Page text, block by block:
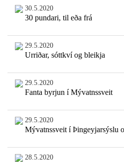
30.5.2020
30 pundari, til eða frá
29.5.2020
Urriðar, sóttkví og bleikja
29.5.2020
Fanta byrjun í Mývatnssveit
29.5.2020
Mývatnssveit í Þingeyjarsýslu
28.5.2020